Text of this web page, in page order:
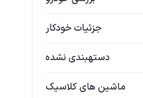
جزئیات خودکار
دستهبندی نشده
ماشین های کلاسیک